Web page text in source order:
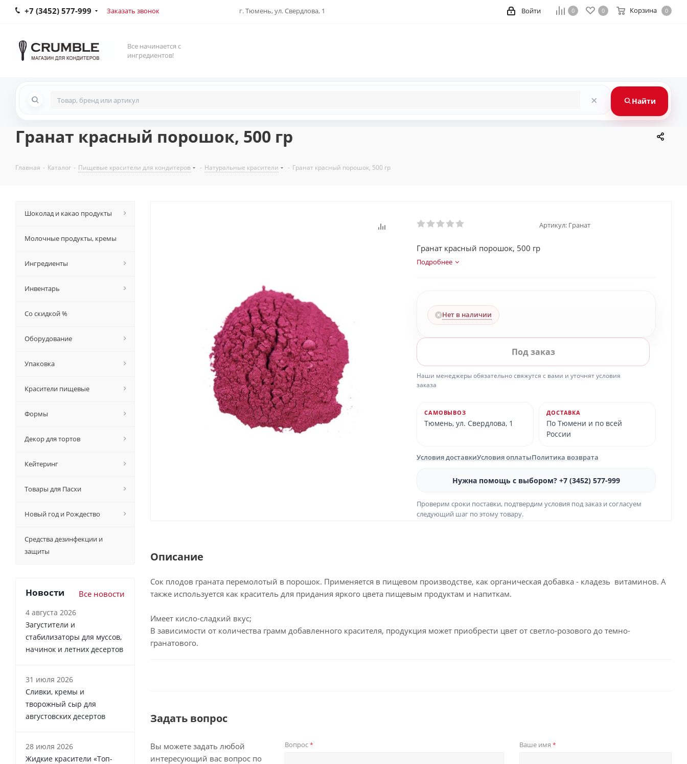
+7 (3452) 577-999 Заказать звонок г. Тюмень, ул. Свердлова, 1 0 0 Корзина 0
Войти
Все начинается с
ингредиентов!
× Найти
Гранат красный порошок, 500 гр
Главная - Каталог - Пищевые красители для кондитеров - Натуральные красители - Гранат красный порошок, 500 гр
Артикул: Гранат
Гранат красный порошок, 500 гр
Подробнее
Нет в наличии
Под заказ
Наши менеджеры обязательно свяжутся с вами и уточнят условия
заказа
САМОВЫВОЗ
Тюмень, ул. Свердлова, 1
ДОСТАВКА
По Тюмени и по всей
России
Условия доставкиУсловия оплатыПолитика возврата
Нужна помощь с выбором? +7 (3452) 577-999
Проверим сроки поставки, подтвердим условия под заказ и согласуем
следующий шаг по этому товару.
Описание
Сок плодов граната перемолотый в порошок. Применяется в пищевом производстве, как органическая добавка - кладезь витаминов. А
также используется как краситель для придания яркого цвета пищевым продуктам и напиткам.
Имеет кисло-сладкий вкус;
В зависимости от количества грамм добавленного красителя, продукция может приобрести цвет от светло-розового до темно-
гранатового.
Задать вопрос
Вы можете задать любой
интересующий вас вопрос по
Вопрос* Ваше имя *
Шоколад и какао продукты
Молочные продукты, кремы
Ингредиенты
Инвентарь
Со скидкой %
Оборудование
Упаковка
Красители пищевые
Формы
Декор для тортов
Кейтеринг
Товары для Пасхи
Новый год и Рождество
Средства дезинфекции и
защиты
Новости Все новости
4 августа 2026
Загустители и
стабилизаторы для муссов,
начинок и летних десертов
31 июля 2026
Сливки, кремы и
творожный сыр для
августовских десертов
28 июля 2026
Жидкие красители «Топ-